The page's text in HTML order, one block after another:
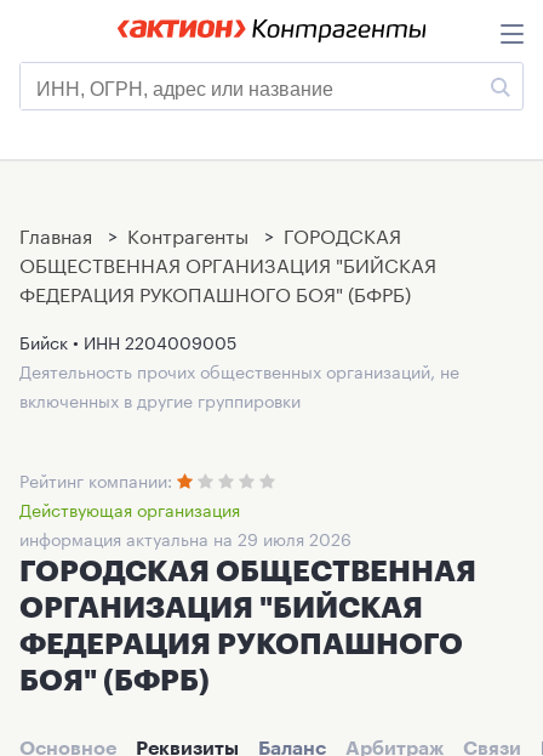
Главная > Контрагенты > ГОРОДСКАЯ
ОБЩЕСТВЕННАЯ ОРГАНИЗАЦИЯ "БИЙСКАЯ
ФЕДЕРАЦИЯ РУКОПАШНОГО БОЯ" (БФРБ)
Бийск • ИНН 2204009005
Деятельность прочих общественных организаций, не
включенных в другие группировки
Рейтинг компании:
Действующая организация
информация актуальна на 29 июля 2026
ГОРОДСКАЯ ОБЩЕСТВЕННАЯ
ОРГАНИЗАЦИЯ "БИЙСКАЯ
ФЕДЕРАЦИЯ РУКОПАШНОГО
БОЯ" (БФРБ)
Основное Реквизиты Баланс Арбитраж Связи